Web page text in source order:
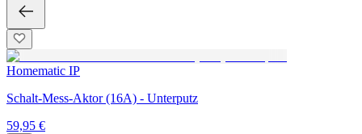
Homematic IP
Schalt-Mess-Aktor (16A) - Unterputz
59,95 €